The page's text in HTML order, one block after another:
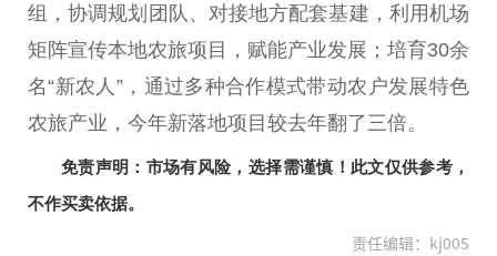
组，协调规划团队、对接地方配套基建，利用机场
矩阵宣传本地农旅项目，赋能产业发展；培育30余
名“新农人”，通过多种合作模式带动农户发展特色
农旅产业，今年新落地项目较去年翻了三倍。
免责声明：市场有风险，选择需谨慎！此文仅供参考，
不作买卖依据。
责任编辑：kj005